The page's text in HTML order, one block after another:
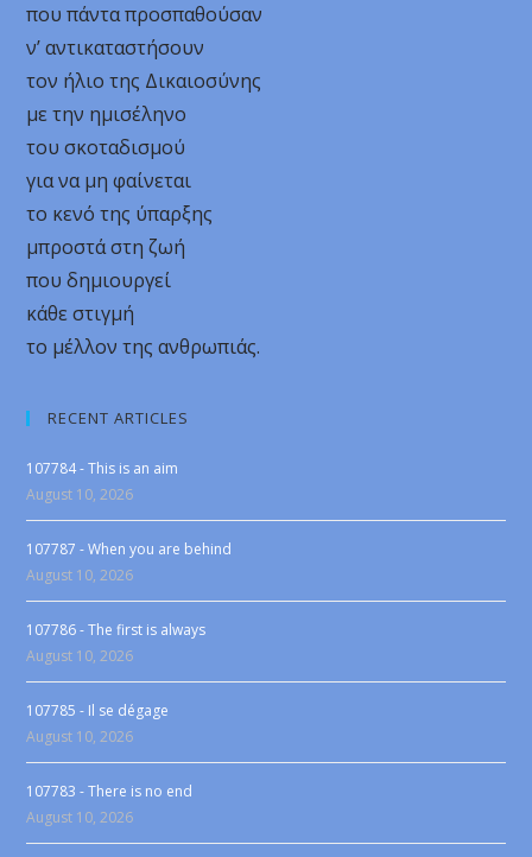
που πάντα προσπαθούσαν
ν’ αντικαταστήσουν
τον ήλιο της Δικαιοσύνης
με την ημισέληνο
του σκοταδισμού
για να μη φαίνεται
το κενό της ύπαρξης
μπροστά στη ζωή
που δημιουργεί
κάθε στιγμή
το μέλλον της ανθρωπιάς.
RECENT ARTICLES
107784 - This is an aim
August 10, 2026
107787 - When you are behind
August 10, 2026
107786 - The first is always
August 10, 2026
107785 - Il se dégage
August 10, 2026
107783 - There is no end
August 10, 2026